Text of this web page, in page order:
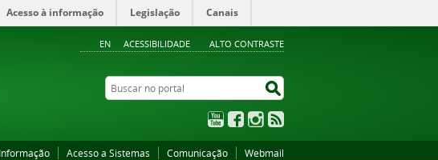
Acesso à informação Legislação Canais
EN ACESSIBILIDADE ALTO CONTRASTE
Buscar no portal
YouTubeFacebookInstagram
Acesso a Sistemas Comunicação Webmail